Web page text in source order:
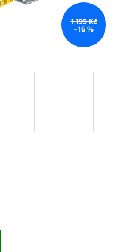
1 199 Kč
–16 %